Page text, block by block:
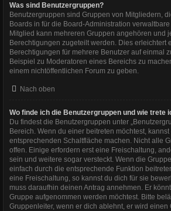
Was sind Benutzergruppen?
Benutzergruppen sind Gruppen von Mitgliedern,
Boards in für die Board-Administration
Mitglied kann mehreren Gruppen angehören und
Berechtigungen zugeteilt werden. Dies erleichtert
Berechtigungen für mehrere Benutzer auf einmal
Beispiel zu Moderatoren eines Bereichs zu
einem nichtöffentlichen Forum zu geben.
Nach oben
Wo finde ich die Benutzergruppen und wie trete
Du findest die Benutzergruppen unter
Bereich. Wenn du einer beitreten möchtest,
entsprechenden Schaltfläche machen. Nicht alle
offen. Einige erfordern erst eine Freischaltung,
sein und weitere sogar versteckt. Wenn die
einfach durch die entsprechende Funktion
eine Freischaltung, so kannst du dich für sie
muss daraufhin deinen Antrag annehmen. Er
Gruppe aufgenommen werden möchtest. Bitte
Gruppenleiter, wenn er dich ablehnt, er wird einen